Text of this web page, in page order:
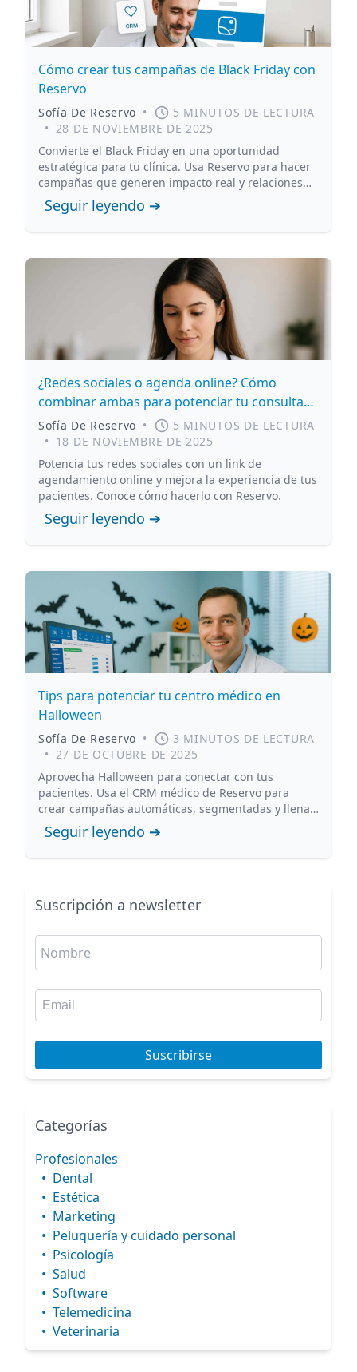
Cómo crear tus campañas de Black Friday con
Reservo
Sofía De Reservo •
5 MINUTOS DE LECTURA
• 28 DE NOVIEMBRE DE 2025
Convierte el Black Friday en una oportunidad
estratégica para tu clínica. Usa Reservo para hacer
campañas que generen impacto real y relaciones
duraderas.
Seguir leyendo ➔
¿Redes sociales o agenda online? Cómo
combinar ambas para potenciar tu consulta
médica
Sofía De Reservo •
5 MINUTOS DE LECTURA
• 18 DE NOVIEMBRE DE 2025
Potencia tus redes sociales con un link de
agendamiento online y mejora la experiencia de tus
pacientes. Conoce cómo hacerlo con Reservo.
Seguir leyendo ➔
Tips para potenciar tu centro médico en
Halloween
Sofía De Reservo •
3 MINUTOS DE LECTURA
• 27 DE OCTUBRE DE 2025
Aprovecha Halloween para conectar con tus
pacientes. Usa el CRM médico de Reservo para
crear campañas automáticas, segmentadas y llenas
de creatividad.
Seguir leyendo ➔
Suscripción a newsletter
Suscribirse
Categorías
Profesionales
• Dental
• Estética
• Marketing
• Peluquería y cuidado personal
• Psicología
• Salud
• Software
• Telemedicina
• Veterinaria